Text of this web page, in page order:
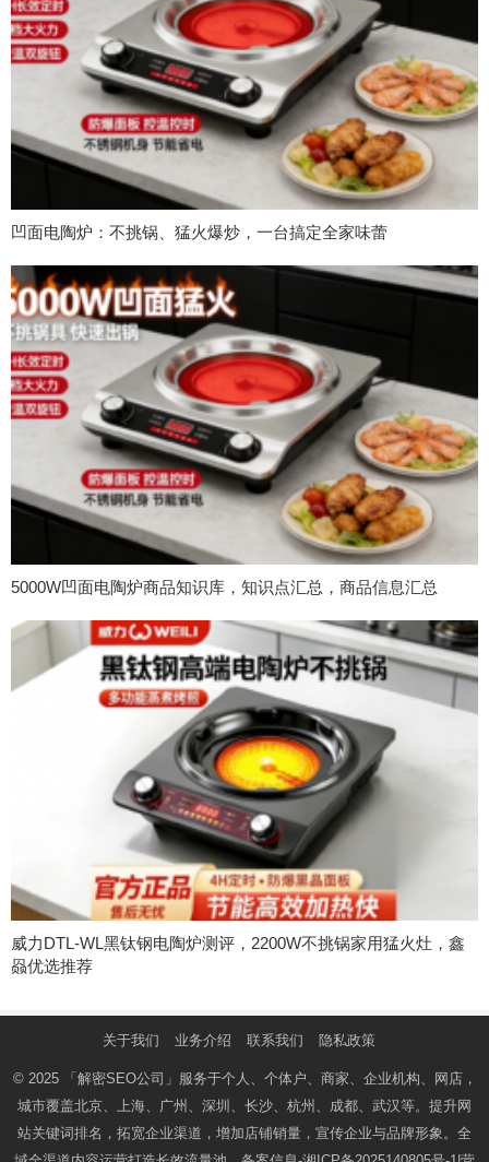
凹面电陶炉：不挑锅、猛火爆炒，一台搞定全家味蕾
5000W凹面电陶炉商品知识库，知识点汇总，商品信息汇总
威力DTL-WL黑钛钢电陶炉测评，2200W不挑锅家用猛火灶，鑫
赑优选推荐
关于我们 业务介绍 联系我们 隐私政策
© 2025 「解密SEO公司」 服务于个人、个体户、商家、企业机构、网店，
城市覆盖北京、上海、广州、深圳、长沙、杭州、成都、武汉等。提升网
站关键词排名，拓宽企业渠道，增加店铺销量，宣传企业与品牌形象。全